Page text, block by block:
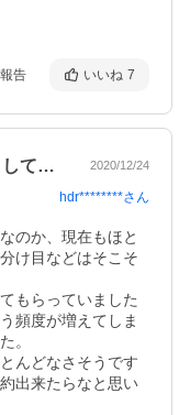
告 いいね 7
こめかみ部分は何度やってもどうしてなの… 2020/12/24
hdr********さん
のか、現在もほと
け目などはそこそ
もらっていました
頻度が増えてしま
。
んどなさそうです
出来たらなと思い